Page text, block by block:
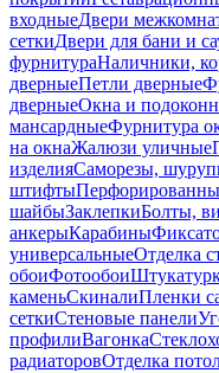
входныеДвери
сеткиДвери для бани и
фурнитураНаличники,
дверныеПетли дверные
дверныеОкна и
мансардныеФурнитура
на окнаЖалюзи уличные
изделияСаморезы,
штифты
шайбыЗаклепкиБолты,
анкерыКарабины
универсальныеОтделка
обоиФотообои
каменьСкиналиПленки
сеткиСтеновые панели
профилиВагонка
радиаторовОтделка